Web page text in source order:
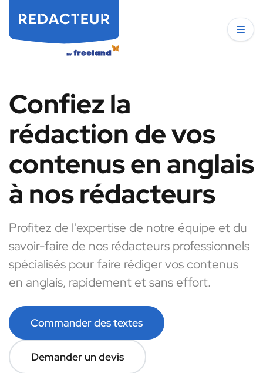
Confiez la
rédaction de vos
contenus en anglais
à nos rédacteurs
Profitez de l'expertise de notre équipe et du
savoir-faire de nos rédacteurs professionnels
spécialisés pour faire rédiger vos contenus
en anglais, rapidement et sans effort.
Commander des textes
Demander un devis